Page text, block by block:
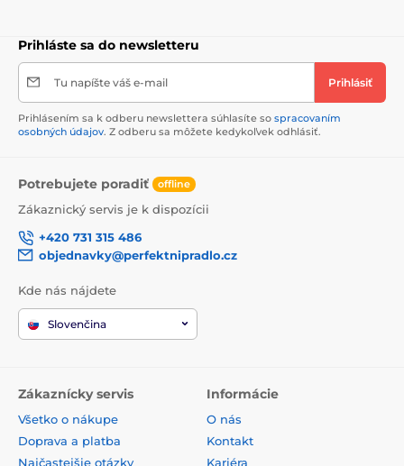
Prihláste sa do newsletteru
Tu napíšte váš e-mail Prihlásiť
Prihlásením sa k odberu newslettera súhlasíte so spracovaním
osobných údajov. Z odberu sa môžete kedykoľvek odhlásiť.
Potrebujete poradiť offline
Zákaznický servis je k dispozícii
+420 731 315 486
objednavky@perfektnipradlo.cz
Kde nás nájdete
Slovenčina
Zákaznícky servis
Všetko o nákupe
Doprava a platba
Najčastejšie otázky
Informácie
O nás
Kontakt
Kariéra